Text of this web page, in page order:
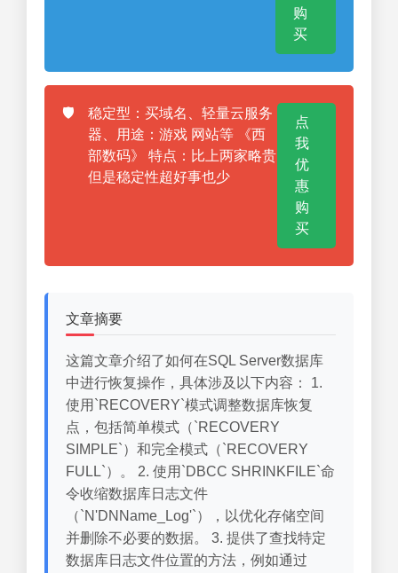
购
买
🛡️
稳定型：买域名、轻量云服务
器、用途：游戏 网站等 《西
部数码》 特点：比上两家略贵
但是稳定性超好事也少
点
我
优
惠
购
买
文章摘要
这篇文章介绍了如何在SQL Server数据库
中进行恢复操作，具体涉及以下内容： 1.
使用`RECOVERY`模式调整数据库恢复
点，包括简单模式（`RECOVERY
SIMPLE`）和完全模式（`RECOVERY
FULL`）。 2. 使用`DBCC SHRINKFILE`命
令收缩数据库日志文件
（`N'DNName_Log'`），以优化存储空间
并删除不必要的数据。 3. 提供了查找特定
数据库日志文件位置的方法，例如通过